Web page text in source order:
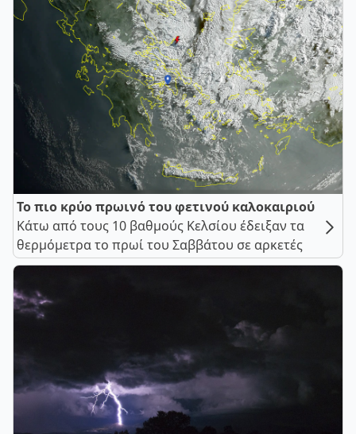
Το πιο κρύο πρωινό του φετινού καλοκαιριού
Κάτω από τους 10 βαθμούς Κελσίου έδειξαν τα
θερμόμετρα το πρωί του Σαββάτου σε αρκετές